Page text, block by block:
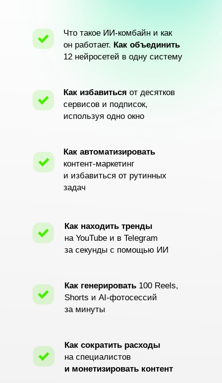
Что такое ИИ-комбайн и как
он работает. Как объединить
12 нейросетей в одну систему
Как избавиться от десятков
сервисов и подписок,
используя одно окно
Как автоматизировать
контент-маркетинг
и избавиться от рутинных
задач
Как находить тренды
на YouTube и в Telegram
за секунды с помощью ИИ
Как генерировать 100 Reels,
Shorts и AI-фотосессий
за минуты
Как сократить расходы
на специалистов
и монетизировать контент